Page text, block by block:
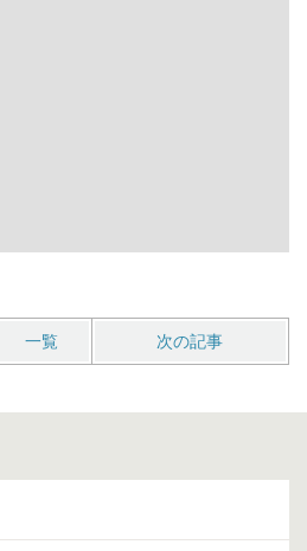
一覧 次の記事